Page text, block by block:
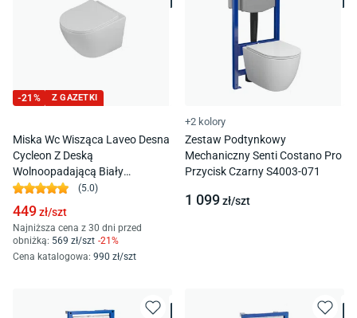
-21 % Z GAZETKI
Miska Wc Wisząca Laveo Desna
Cycleon Z Deską
Wolnoopadającą Biały
Vmd_609S
(5.0)
449zł/szt
Najniższa cena z 30 dni przed
obniżką: 569 zł/szt -21 %
Cena katalogowa: 990 zł/szt
+2 kolory
Zestaw Podtynkowy
Mechaniczny Senti Costano Pro
Przycisk Czarny S4003-071
1 099zł/szt